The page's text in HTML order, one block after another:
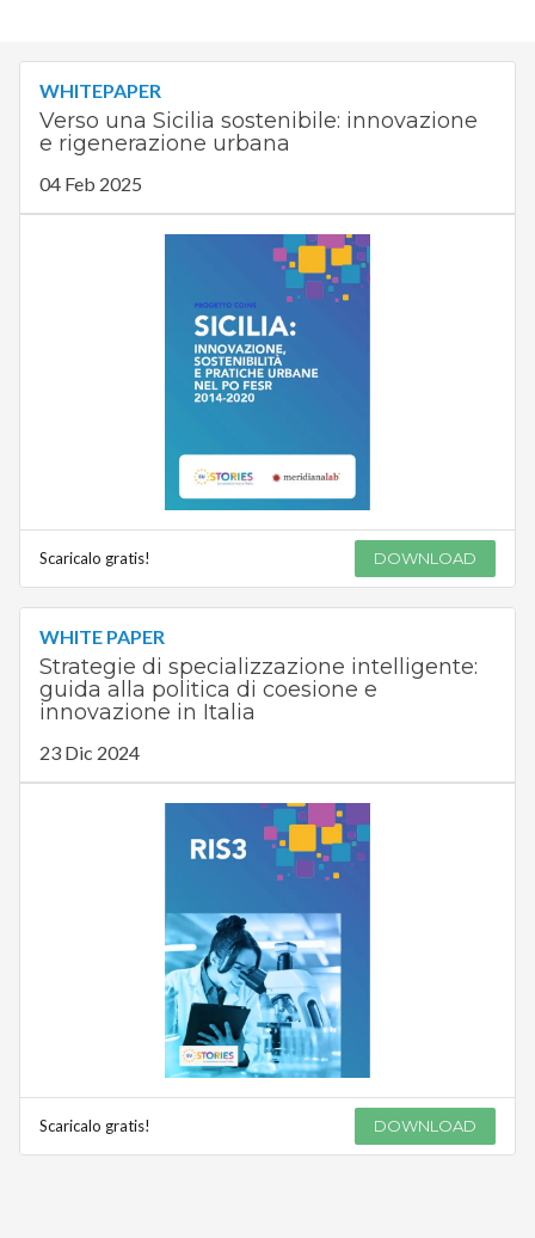
WHITEPAPER
Verso una Sicilia sostenibile: innovazione
e rigenerazione urbana
04 Feb 2025
Scaricalo gratis! DOWNLOAD
WHITE PAPER
Strategie di specializzazione intelligente:
guida alla politica di coesione e
innovazione in Italia
23 Dic 2024
Scaricalo gratis! DOWNLOAD